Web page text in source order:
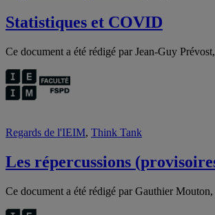
Statistiques et COVID
Ce document a été rédigé par Jean-Guy
Regards de l'IEIM, Think Tank
Les répercussions
Ce document a été rédigé par Gauthier